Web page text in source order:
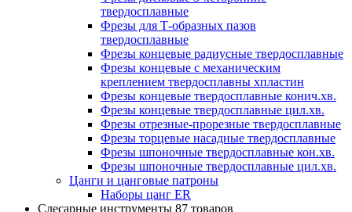
твердосплавные
Фрезы для Т-образных пазов
твердосплавные
Фрезы концевые радиусные твердосплавные
Фрезы концевые с механическим
креплением твердосплавны хпластин
Фрезы концевые твердосплавные конич.хв.
Фрезы концевые твердосплавные цил.хв.
Фрезы отрезные-прорезные твердосплавные
Фрезы торцевые насадные твердосплавные
Фрезы шпоночные твердосплавные кон.хв.
Фрезы шпоночные твердосплавные цил.хв.
Цанги и цанговые патроны
Наборы цанг ER
Слесарные инструменты 87 товаров